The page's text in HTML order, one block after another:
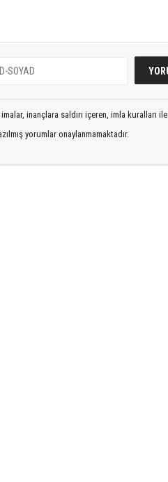
inançlara saldırı içeren, imla kuralları ile
yorumlar onaylanmamaktadır.